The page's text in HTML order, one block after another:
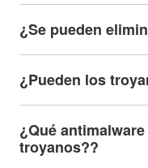
¿Se pueden
¿Pueden los
¿Qué
troyanos??